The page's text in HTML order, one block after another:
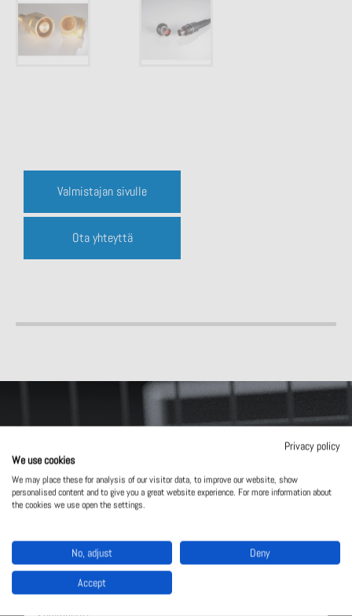
Valmistajan sivulle
Ota yhteyttä
Mistä ratkaisusta olet kiinnostunut?
Privacy policy
We use cookies
We may place these for analysis of our visitor data, to improve our website, show
personalised content and to give you a great website experience. For more information about
the cookies we use open the settings.
No, adjust Deny
Accept